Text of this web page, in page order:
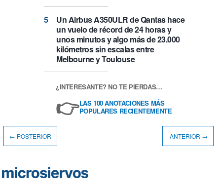
Un Airbus A350ULR de Qantas hace
un vuelo de récord de 24 horas y
unos minutos y algo más de 23.000
kilómetros sin escalas entre
Melbourne y Toulouse
¿INTERESANTE? NO TE PIERDAS…
👉LAS 100 ANOTACIONES MÁS
POPULARES RECIENTEMENTE
← POSTERIOR ANTERIOR →